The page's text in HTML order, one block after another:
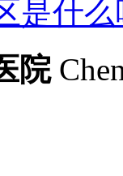
是什么
院